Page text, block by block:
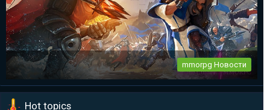
Destiny Development продолжает работу над своим проектом
— Tera...
mmorpg Новости
Hot topics